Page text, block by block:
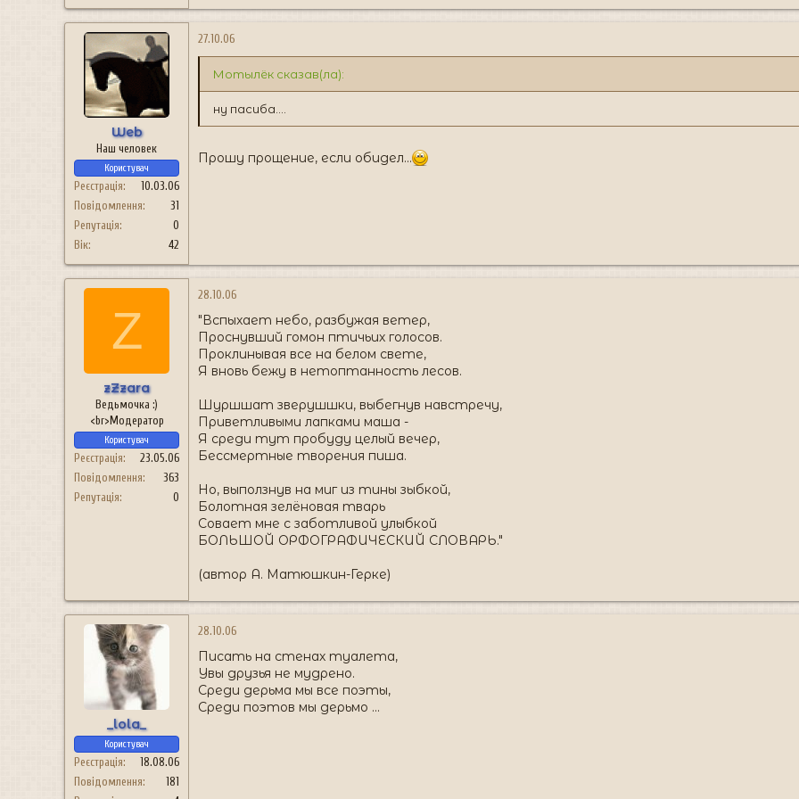
Web
Наш человек
Користувач
Реєстрація
10.03.06
Повідомлення
31
Репутація
0
Вік
42
27.10.06
Мотылёк сказав(ла):
ну пасиба....
Прошу прощение, если обидел...
Z
zZzara
Ведьмочка :)
<br>Модератор
Користувач
Реєстрація
23.05.06
Повідомлення
363
Репутація
0
28.10.06
"Вспыхает небо, разбужая ветер,
Проснувший гомон птичьих голосов.
Проклинывая все на белом свете,
Я вновь бежу в нетоптанность лесов.
Шуршшат зверушшки, выбегнув навстречу,
Приветливыми лапками маша -
Я среди тут пробуду целый вечер,
Бессмертные творения пиша.
Но, выползнув на миг из тины зыбкой,
Болотная зелёновая тварь
Совает мне с заботливой улыбкой
БОЛЬШОЙ ОРФОГРАФИЧЕСКИЙ СЛОВАРЬ."
(автор А. Матюшкин-Герке)
_lola_
Користувач
Реєстрація
18.08.06
Повідомлення
181
28.10.06
Писать на стенах туалета,
Увы друзья не мудрено.
Среди дерьма мы все поэты,
Среди поэтов мы дерьмо ...